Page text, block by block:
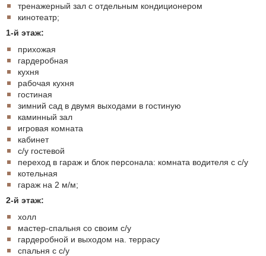
тренажерный зал с отдельным кондиционером
кинотеатр;
1-й этаж:
прихожая
гардеробная
кухня
рабочая кухня
гостиная
зимний сад в двумя выходами в гостиную
каминный зал
игровая комната
кабинет
с/у гостевой
переход в гараж и блок персонала: комната водителя с с/у
котельная
гараж на 2 м/м;
2-й этаж:
холл
мастер-спальня со своим с/у
гардеробной и выходом на. террасу
спальня с с/у